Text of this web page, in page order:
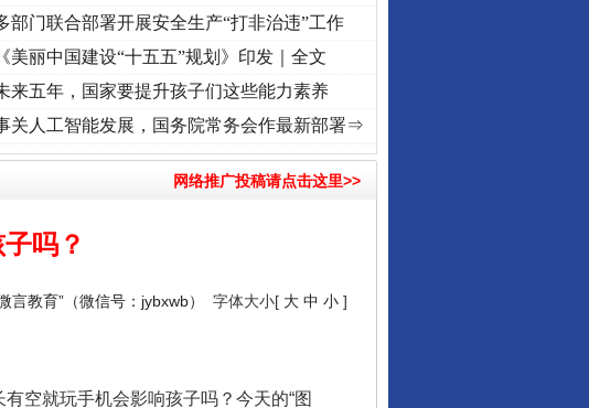
视频]牢记初心使命 奋进复兴征程丨“转折之城”激荡..·[视频]
部门联合部署开展安全生产“打非治违”工作
《美丽中国建设“十五五”规划》印发｜全文
来五年，国家要提升孩子们这些能力素养
关人工智能发展，国务院常务会作最新部署⇒
网络推广投稿请点击这里>>
吗？
言教育”（微信号：jybxwb） 字体大小[ 大 中 小 ]
空就玩手机会影响孩子吗？今天的“图